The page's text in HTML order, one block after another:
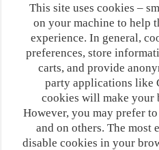
لا تأتي المضرة من مسيحية النظام
القيم و المبادئ الانسانية التي تجعل
This site uses cookies –
on your machine to help
experience. In general,
preferences, store
carts, and provide
party applications like
cookies will make your
However, you may prefer
and on others. The most
disable cookies in your